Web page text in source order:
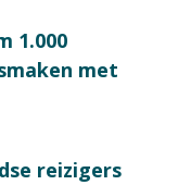
1.000
met
reizigers